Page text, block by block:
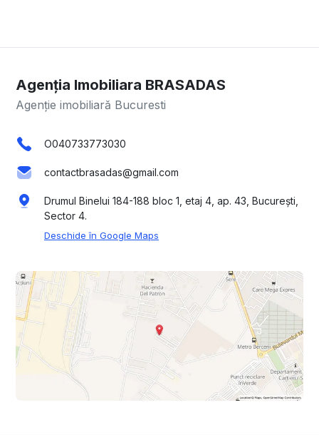
Agenția Imobiliara BRASADAS
Agenție imobiliară Bucuresti
O040733773030
contactbrasadas@gmail.com
Drumul Binelui 184-188 bloc 1, etaj 4, ap. 43, București,
Sector 4.
Deschide în Google Maps